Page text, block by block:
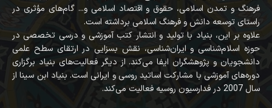
فرهنگ و تمدن اسلامی، حقوق و اقتصاد اسلامی و... گام‌های مؤثری در
راستای توسعه دانش و فرهنگ اسلامی برداشته است.
علاوه بر این، بنیاد با تولید و انتشار کتب آموزشی و درسی تخصصی در
حوزه اسلام‌شناسی و ایران‌شناسی، نقش بسزایی در ارتقای سطح علمی
دانشجویان و پژوهشگران ایفا می‌کند. از دیگر فعالیت‌های بنیاد برگزاری
دوره‌های آموزشی با مشارکت اساتید روسی و ایرانی است. بنیاد ابن سینا از
سال 2007 در فدارسیون روسیه فعالیت می‌کند.